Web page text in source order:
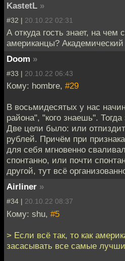
KastetL »
#32 | 20.10.22 02:31
А откуда гость знает, на чем
американцы? Академический
Doom »
#33 | 20.10.22 06:43
Кому: hombre, #29
В восьмидесятых у нас
района", "кого знаешь".
Две цели было: или
рублей. Причём при
для себя мгновенно
спонтанно, или почти
другой, тут всё
Airliner »
#34 | 20.10.22 08:37
Кому: shu, #5
> Если всё так, то как
засасывать все самые